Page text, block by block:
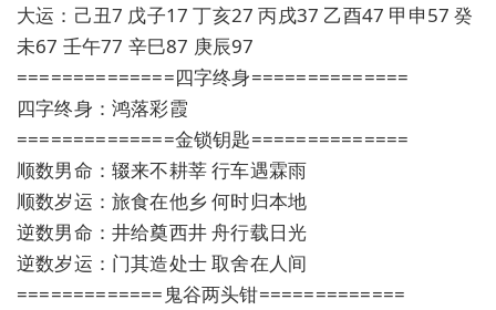
大运：己丑7 戊子17 丁亥27 丙戌37 乙酉47 甲申57 癸
未67 壬午77 辛巳87 庚辰97
==============四字终身==============
四字终身：鸿落彩霞
==============金锁钥匙==============
顺数男命：辍来不耕莘 行车遇霖雨
顺数岁运：旅食在他乡 何时归本地
逆数男命：井给奠西井 舟行载日光
逆数岁运：门其造处士 取舍在人间
=============鬼谷两头钳=============